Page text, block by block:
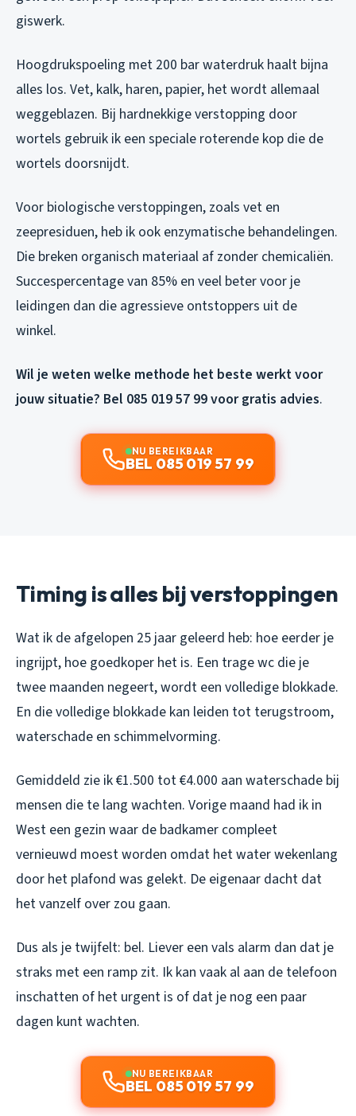
giswerk.
Hoogdrukspoeling met 200 bar waterdruk haalt bijna
alles los. Vet, kalk, haren, papier, het wordt allemaal
weggeblazen. Bij hardnekkige verstopping door
wortels gebruik ik een speciale roterende kop die de
wortels doorsnijdt.
Voor biologische verstoppingen, zoals vet en
zeepresiduen, heb ik ook enzymatische behandelingen.
Die breken organisch materiaal af zonder chemicaliën.
Succespercentage van 85% en veel beter voor je
leidingen dan die agressieve ontstoppers uit de
winkel.
Wil je weten welke methode het beste werkt voor
jouw situatie? Bel 085 019 57 99 voor gratis advies.
NU BEREIKBAAR
BEL 085 019 57 99
Timing is alles bij verstoppingen
Wat ik de afgelopen 25 jaar geleerd heb: hoe eerder je
ingrijpt, hoe goedkoper het is. Een trage wc die je
twee maanden negeert, wordt een volledige blokkade.
En die volledige blokkade kan leiden tot terugstroom,
waterschade en schimmelvorming.
Gemiddeld zie ik €1.500 tot €4.000 aan waterschade bij
mensen die te lang wachten. Vorige maand had ik in
West een gezin waar de badkamer compleet
vernieuwd moest worden omdat het water wekenlang
door het plafond was gelekt. De eigenaar dacht dat
het vanzelf over zou gaan.
Dus als je twijfelt: bel. Liever een vals alarm dan dat je
straks met een ramp zit. Ik kan vaak al aan de telefoon
inschatten of het urgent is of dat je nog een paar
dagen kunt wachten.
NU BEREIKBAAR
BEL 085 019 57 99